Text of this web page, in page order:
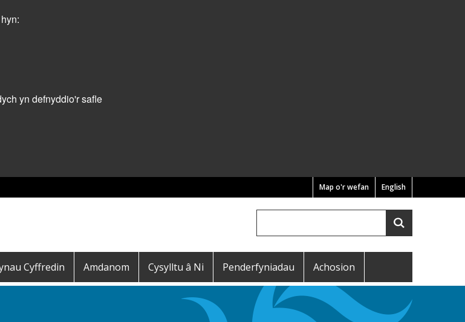
yn defnyddio'r safle
English
Map o'r wefan
Search
Cyffredin Amdanom Cysylltu â Ni Penderfyniadau Achosion